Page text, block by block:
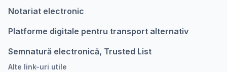
Notariat electronic
Platforme digitale pentru transport alternativ
Semnatură electronică, Trusted List
Alte link-uri utile